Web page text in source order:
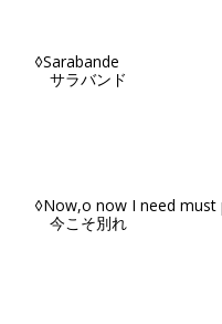
◊Sarabande
サラバンド
◊Now,o now I need must
今こそ別れ